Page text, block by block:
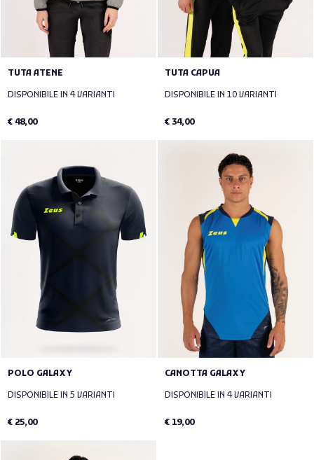
TUTA ATENE
DISPONIBILE IN 4 VARIANTI
€ 48,00
TUTA CAPUA
DISPONIBILE IN 10 VARIANTI
€ 34,00
POLO GALAXY
DISPONIBILE IN 5 VARIANTI
€ 25,00
CANOTTA GALAXY
DISPONIBILE IN 4 VARIANTI
€ 19,00